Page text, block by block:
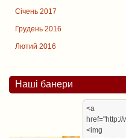
Січень 2017
Грудень 2016
Лютий 2016
Наші банери